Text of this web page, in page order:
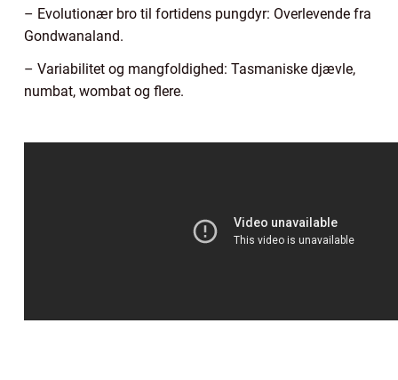
– Evolutionær bro til fortidens pungdyr: Overlevende fra
Gondwanaland.
– Variabilitet og mangfoldighed: Tasmaniske djævle,
numbat, wombat og flere.